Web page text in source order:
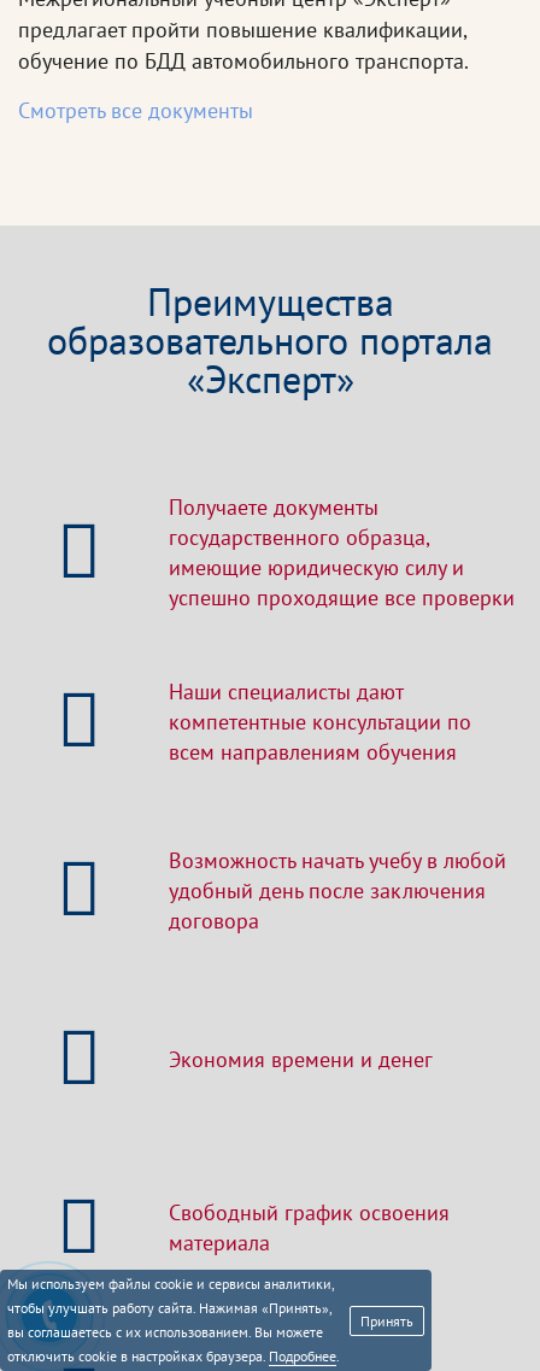
предлагает пройти повышение квалификации,
обучение по БДД автомобильного транспорта.
Смотреть все документы
Преимущества
образовательного портала
«Эксперт»
Получаете документы
государственного образца,
имеющие юридическую силу и
успешно проходящие все проверки
Наши специалисты дают
компетентные консультации по
всем направлениям обучения
Возможность начать учебу в любой
удобный день после заключения
договора
Экономия времени и денег
Свободный график освоения
материала
Мы используем файлы cookie и сервисы аналитики,
чтобы улучшать работу сайта. Нажимая «Принять»,
вы соглашаетесь с их использованием. Вы можете
отключить cookie в настройках браузера. Подробнее.
Принять